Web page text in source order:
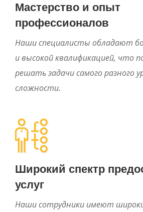
Мастерство и опыт
профессионалов
Наши специалисты обладают
и высокой квалификацией, что
решать задачи самого разного
сложности.
Широкий спектр
услуг
Наши сотрудники имеют